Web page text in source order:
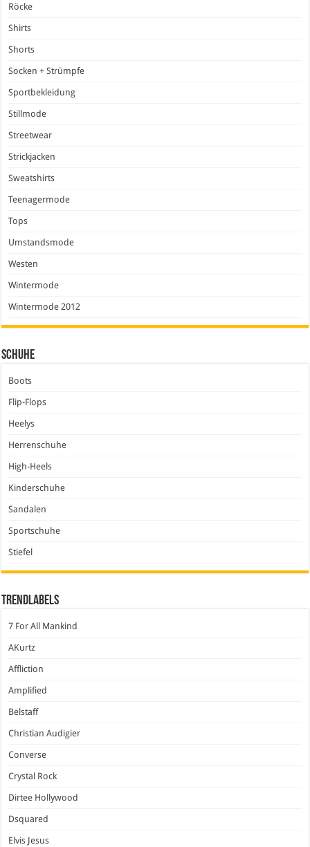
Röcke
Shirts
Shorts
Socken + Strümpfe
Sportbekleidung
Stillmode
Streetwear
Strickjacken
Sweatshirts
Teenagermode
Tops
Umstandsmode
Westen
Wintermode
Wintermode 2012
Schuhe
Boots
Flip-Flops
Heelys
Herrenschuhe
High-Heels
Kinderschuhe
Sandalen
Sportschuhe
Stiefel
Trendlabels
7 For All Mankind
AKurtz
Affliction
Amplified
Belstaff
Christian Audigier
Converse
Crystal Rock
Dirtee Hollywood
Dsquared
Elvis Jesus